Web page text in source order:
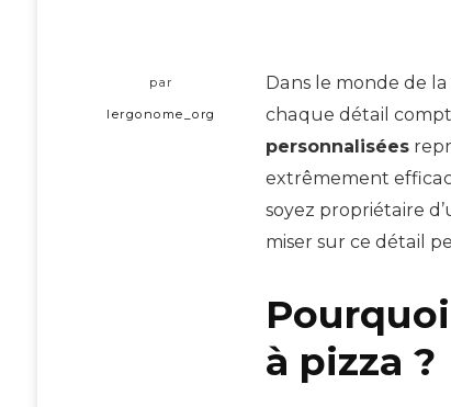
par
lergonome_org
Dans le monde de
chaque détail
personnalisées
extrêmement
soyez propriétaire
miser sur ce détail
à pizza ?